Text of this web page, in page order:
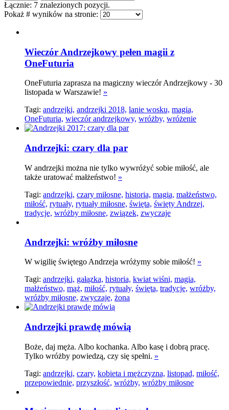
Łącznie: 7 znalezionych pozycji.
Pokaż # wyników na stronie:
Wieczór Andrzejkowy pełen magii z
OneFuturia
OneFuturia zaprasza na magiczny wieczór Andrzejkowy - 30
listopada w Warszawie! »
Tagi: andrzejki, andrzejki 2018, lanie wosku, magia,
OneFuturia, wieczór andrzejkowy, wróżby, wróżenie
Andrzejki: czary dla par
W andrzejki można nie tylko wywróżyć sobie miłość, ale
także uratować małżeństwo! »
Tagi: andrzejki, czary miłosne, historia, magia, małżeństwo,
miłość, rytuały, rytuały miłosne, święta, święty Andrzej,
tradycje, wróżby miłosne, związek, zwyczaje
Andrzejki: wróżby miłosne
W wigilię świętego Andrzeja wróżymy sobie miłość! »
Tagi: andrzejki, gałązka, historia, kwiat wiśni, magia,
małżeństwo, mąż, miłość, rytuały, święta, tradycje, wróżby,
wróżby miłosne, zwyczaje, żona
Andrzejki prawdę mówią
Boże, daj męża. Albo kochanka. Albo kasę i dobrą pracę.
Tylko wróżby powiedzą, czy się spełni. »
Tagi: andrzejki, czary, kobieta i mężczyzna, listopad, miłość,
przepowiednie, przyszłość, wróżby, wróżby miłosne